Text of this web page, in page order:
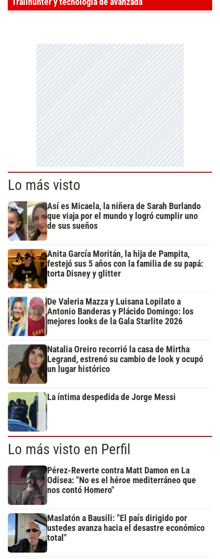
Lo más visto
Así es Micaela, la niñera de Sarah Burlando
que viaja por el mundo y logró cumplir uno
de sus sueños
Anita García Moritán, la hija de Pampita,
festejó sus 5 años con la familia de su papá:
torta Disney y glitter
De Valeria Mazza y Luisana Lopilato a
Antonio Banderas y Plácido Domingo: los
mejores looks de la Gala Starlite 2026
Natalia Oreiro recorrió la casa de Mirtha
Legrand, estrenó su cambio de look y ocupó
un lugar histórico
La íntima despedida de Jorge Messi
Lo más visto en Perfil
Pérez-Reverte contra Matt Damon en La
Odisea: "No es el héroe mediterráneo que
nos contó Homero"
Maslatón a Bausili: "El país dirigido por
ustedes avanza hacia el desastre económico
total"